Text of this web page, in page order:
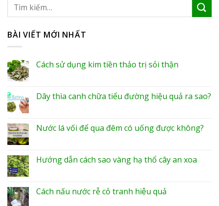
BÀI VIẾT MỚI NHẤT
Cách sử dụng kim tiền thảo trị sỏi thận
Dây thìa canh chữa tiểu đường hiệu quả ra sao?
Nước lá vối để qua đêm có uống được không?
Hướng dẫn cách sao vàng hạ thổ cây an xoa
Cách nấu nước rễ cỏ tranh hiệu quả